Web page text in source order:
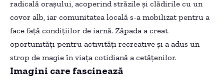
radicală orașului, acoperind străzile și clădirile cu un
covor alb, iar comunitatea locală s-a mobilizat pentru a
face față condițiilor de iarnă. Zăpada a creat
oportunități pentru activități recreative și a adus un
strop de magie în viața cotidiană a cetățenilor.
Imagini care fascinează